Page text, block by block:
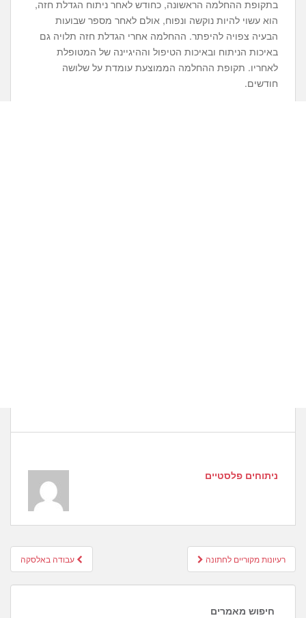
בתקופת ההחלמה הראשונה, כחודש לאחר ניתוח הגדלת חזה,
הוא עשוי להיות נוקשה ונפוח, אולם לאחר מספר שבועות
הבעיה צפויה להיפתר. ההחלמה אחרי הגדלת חזה תלויה גם
באיכות הניתוח ובאיכות הטיפול וההיגיינה של המטופלת
לאחריו. תקופת ההחלמה הממוצעת עומדת על שלושה
חודשים.
ניתוחים פלסטיים
Post
navigation
עבודה באלסקה רעיונות מקוריים לחתונה
חיפוש מאמרים